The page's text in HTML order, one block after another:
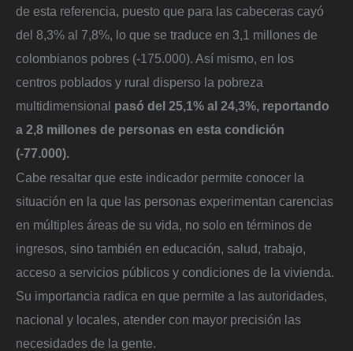
de esta referencia, puesto que para las cabeceras cayó
del 8,3% al 7,8%, lo que se traduce en 3,1 millones de
colombianos pobres (-175.000). Así mismo, en los
centros poblados y rural disperso la pobreza
multidimensional pasó del 25,1% al 24,3%, reportando
a 2,8 millones de personas en esta condición
(-77.000).
Cabe resaltar que este indicador permite conocer la
situación en la que las personas experimentan carencias
en múltiples áreas de su vida, no solo en términos de
ingresos, sino también en educación, salud, trabajo,
acceso a servicios públicos y condiciones de la vivienda.
Su importancia radica en que permite a las autoridades,
nacional y locales, atender con mayor precisión las
necesidades de la gente.